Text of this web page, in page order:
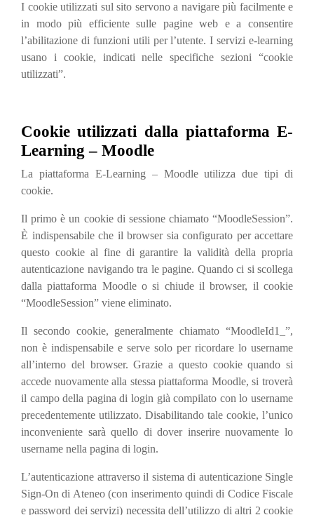
I cookie utilizzati sul sito servono a navigare più facilmente e
in modo più efficiente sulle pagine web e a consentire
l’abilitazione di funzioni utili per l’utente. I servizi e-learning
usano i cookie, indicati nelle specifiche sezioni “cookie
utilizzati”.
Cookie utilizzati dalla piattaforma E-
Learning – Moodle
La piattaforma E-Learning – Moodle utilizza due tipi di
cookie.
Il primo è un cookie di sessione chiamato “MoodleSession”.
È indispensabile che il browser sia configurato per accettare
questo cookie al fine di garantire la validità della propria
autenticazione navigando tra le pagine. Quando ci si scollega
dalla piattaforma Moodle o si chiude il browser, il cookie
“MoodleSession” viene eliminato.
Il secondo cookie, generalmente chiamato “MoodleId1_”,
non è indispensabile e serve solo per ricordare lo username
all’interno del browser. Grazie a questo cookie quando si
accede nuovamente alla stessa piattaforma Moodle, si troverà
il campo della pagina di login già compilato con lo username
precedentemente utilizzato. Disabilitando tale cookie, l’unico
inconveniente sarà quello di dover inserire nuovamente lo
username nella pagina di login.
L’autenticazione attraverso il sistema di autenticazione Single
Sign-On di Ateneo (con inserimento quindi di Codice Fiscale
e password dei servizi) necessita dell’utilizzo di altri 2 cookie